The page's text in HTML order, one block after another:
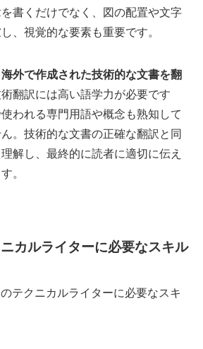
書くだけでなく、図の配置や文字
、視覚的な要素も重要です。
海外で作成された技術的な文書を翻
翻訳には高い語学力が必要です
われる専門用語や概念も熟知して
。技術的な文書の正確な翻訳と同
解し、最終的に読者に適切に伝え
。
カルライターに必要なスキル
テクニカルライターに必要なスキ